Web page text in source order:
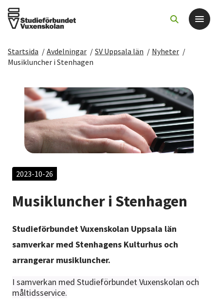
Det här gör vi
För dig som
Sök kurser och evenemang
Om SV
Starta studiecirkel
Cirkelledare
Nyheter
Avdelningar
Lyssna
Startsida / Avdelningar / SV Uppsala län / Nyheter /
Musikluncher i Stenhagen
2023-10-26
Musikluncher i Stenhagen
Studieförbundet Vuxenskolan Uppsala län
samverkar med Stenhagens Kulturhus och
arrangerar musikluncher.
I samverkan med Studieförbundet Vuxenskolan och
måltidsservice.